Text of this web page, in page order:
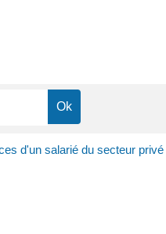
d'un salarié du secteur privé